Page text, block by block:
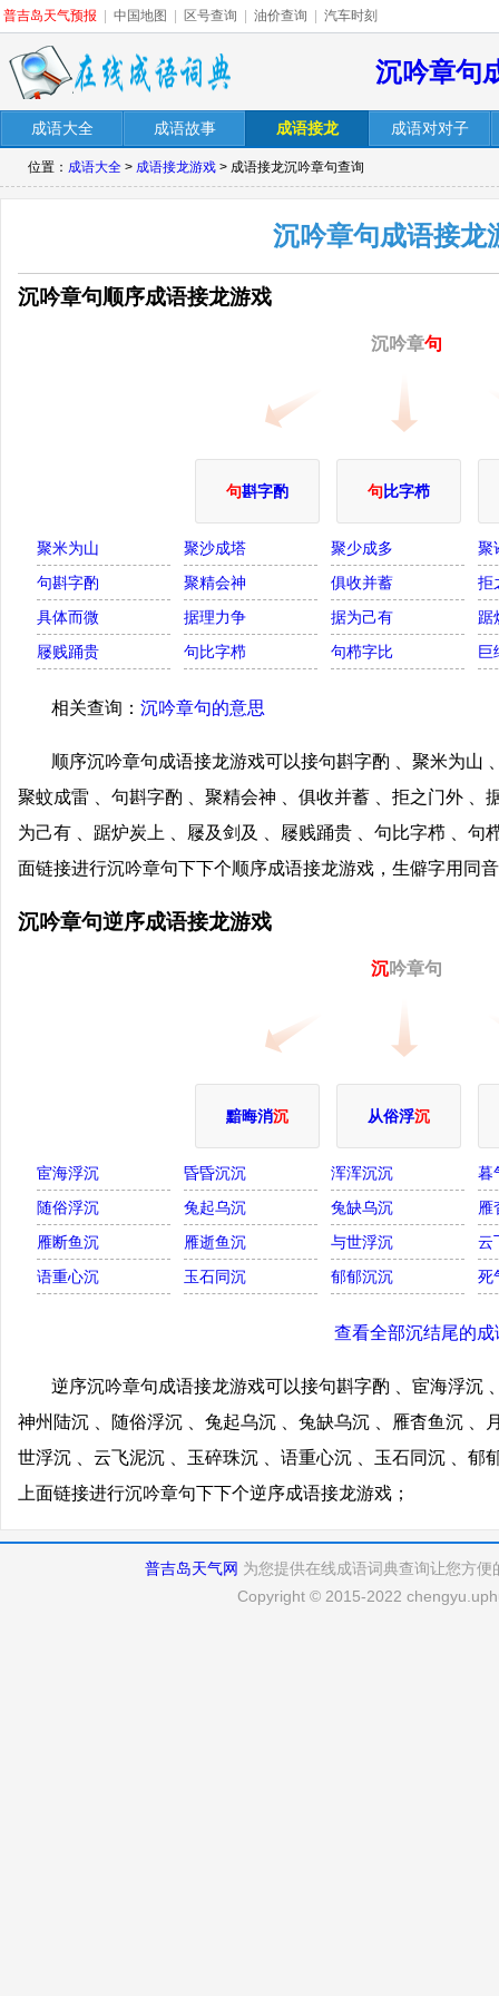
普吉岛天气预报 中国地图 区号查询 油价查询 汽车时刻
沉吟章句
成语大全 成语故事 成语接龙 成语对对子
位置： 成语大全 > 成语接龙游戏 > 成语接龙沉吟章句查询
沉吟章句成语接龙
沉吟章句顺序成语接龙游戏
沉吟章句
句斟字酌 句比字栉
聚米为山 聚沙成塔 聚少成多
聚
句斟字酌
聚精会神 俱收并蓄
拒
具体而微
据理力争 据为己有
踞
屦贱踊贵
句比字栉 句栉字比 巨
相关查询： 沉吟章句的意思
顺序沉吟章句成语接龙游戏可以接句斟字酌 、聚米为山
聚蚊成雷 、句斟字酌 、聚精会神 、俱收并蓄 、拒之门外 、
为己有 、踞炉炭上 、屦及剑及 、屦贱踊贵 、句比字栉 、句
面链接进行沉吟章句下下个顺序成语接龙游戏，生僻字用同
沉吟章句逆序成语接龙游戏
沉吟章句
黯晦消沉 从俗浮沉
宦海浮沉 昏昏沉沉 浑浑沉沉
暮
随俗浮沉
兔起乌沉 兔缺乌沉
雁
雁断鱼沉
雁逝鱼沉 与世浮沉
云
语重心沉
玉石同沉 郁郁沉沉 死
查看全部沉结尾的成
逆序沉吟章句成语接龙游戏可以接句斟字酌 、宦海浮沉
神州陆沉 、随俗浮沉 、兔起乌沉 、兔缺乌沉 、雁杳鱼沉 、
世浮沉 、云飞泥沉 、玉碎珠沉 、语重心沉 、玉石同沉 、郁
上面链接进行沉吟章句下下个逆序成语接龙游戏；
普吉岛天气网 为您提供在线成语词典查询让您方
Copyright © 2015-2022